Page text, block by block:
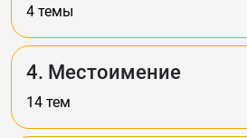
4 темы
4. Местоимение
14 тем